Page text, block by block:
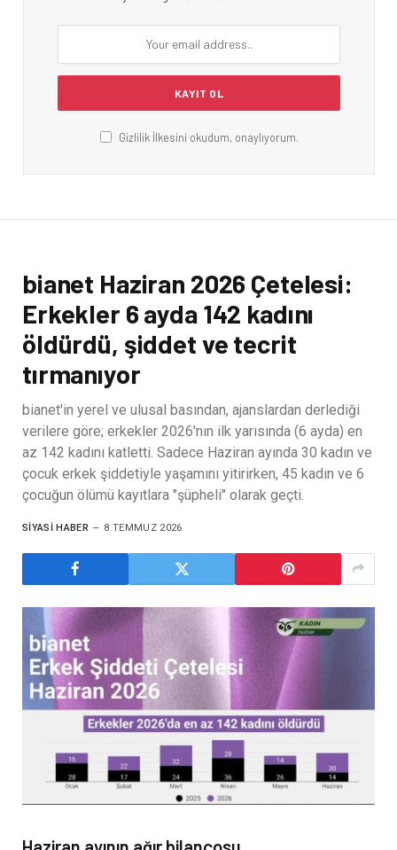
Gizlilik İlkesini okudum, onaylıyorum.
bianet Haziran 2026 Çetelesi:
Erkekler 6 ayda 142 kadını
öldürdü, şiddet ve tecrit
tırmanıyor
bianet'in yerel ve ulusal basından, ajanslardan derlediği
verilere göre; erkekler 2026'nın ilk yarısında (6 ayda) en
az 142 kadını katletti. Sadece Haziran ayında 30 kadın ve
çocuk erkek şiddetiyle yaşamını yitirirken, 45 kadın ve 6
çocuğun ölümü kayıtlara "şüpheli" olarak geçti.
SIYASI HABER 8 TEMMUZ 2026